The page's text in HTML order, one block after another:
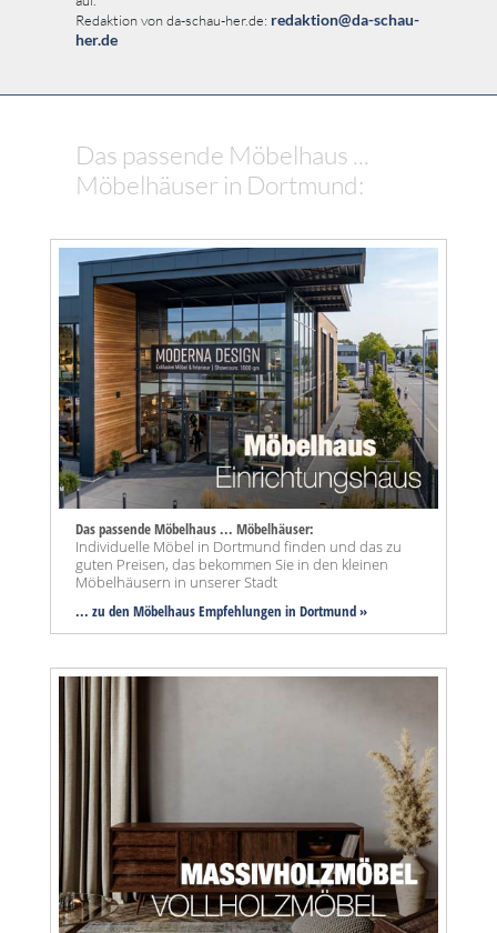
Redaktion von da-schau-her.de: redaktion@da-schau-
her.de
Das passende Möbelhaus ...
Möbelhäuser in Dortmund:
Das passende Möbelhaus ... Möbelhäuser:
Individuelle Möbel in Dortmund finden und das zu
guten Preisen, das bekommen Sie in den kleinen
Möbelhäusern in unserer Stadt
... zu den Möbelhaus Empfehlungen in Dortmund »